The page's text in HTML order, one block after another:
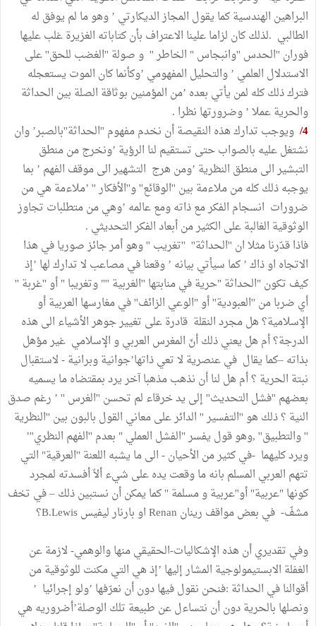
البراهين الهندسية كما يقول المجاز الديكارتي ’ وهو ما لم يوفق له
الطالبي .لذلك كان لزاما علينا الاعتراف بأن كتاباته الغزيرة غلب عليها
فوران ''الحدس ''وانبجاس " الخاطر '' و صولة ''الغضب للحق'' على
الاستدلال العلمي ’ والتحليل المفهومي ’وكأنما كان الموت يستعجله
فترك ذلك كله لمن يأتي بعده ’من المؤمنين بوثاقة الصلة بين الحداثة
والحرية عملا ’ وضرورتها نظرا .
4/ ويوجب تدارك هذه النقيصة أن نخدم مفهوم ''الحداثة''بالصبر’ وان
نشتغل عليه بالصواب حتى تستقيم لنا الرؤية ’ونخرج من منطق
التبشير الى منطق النظرية ’ومن هرج التشهير الى موقف الفهم ’ بما
يوجبه ذلك كله من ملاءمة بين ''الوقائع'' و''الأفكار '' ’ملاءمة هي من
ضرورات انسجام الفكر مع ذاته ومع عالمه ’وهي من متطلبات تجاوز
الوثوقية الغالبة على الكثير من أبعاد الفكر التحديثي .
فاذا قدّرنا مثلا ان ''الحداثة'' ''تغريب '' وهو أمر جائز صوريا في هذا
الاتجاه او ذاك ’ كما سيأتي بيانه ’ وقعنا في مصاعب لا تدارك لها ’إذ
كيف تكون "الحداثة "حرية في منابتها ''الغربية ''" وتغريبا " أو ''غربة ''
أي ضربا من ''العبودية'' أو "الوعي الزائف'' في مغارسها العربية أو
الإسلامية؟ هل مجرد النقلة قادرة على تغيير جوهر الأشياء الى هذه
الدرجة؟ أم هل يعني ذلك أنّ المغرس العربي و الإسلامي غير مؤهل
بذاته –كما يقال في عنصرية لا تعي ذاتها’جوانية وبرانية - لاستقبال
نبتة الحرية ؟ أم هل لنا أن نذهب مذهبا آخر يرد بمقتضاه ما يسميه
بعضهم ''فشل التحديث'' إلى يد خرقاء لم تحسن ''الغرس '' ’ رغم صدق
النية ؟ ذلك هو ''التفسير '' الدائر على معاني القول بالبون بين ''النظرية
'' والتطبيق'' ,وهو قول يفسر "الفشل العملي " بعدم ''الفهم النظري''’
ويرد كليهما -في كثير من الأحيان - الى ما يشبه اللعنة ''العرقية" التي
تتهم العربي المسلم بانه ما وقعت يده على شيء ألاّ أفسدته لمجرد
كونها "عربية" أو''عربية و مسلمة " كما يمكن أن نستبين ذلك – في تخف
مشفّ- في بعض مواقف رينان Renan او بارنار ليفيس B.Lewis؟
وفي تقديري أن هذه الإشكاليات-الحقيقي منها والوهمي- لازمة عن
الغفلة الابستيمولوجية المشار إليها ’إذ هي التي مكنت للوثوقية من
أقوالنا في الحداثة :فنحن نقول فيها دون أن نعرّفها ’ولو إجرائيا ’
ونصلها بالحرية دون أن نتساءل عن طبيعة تلك الوصلة’أضروريه هي